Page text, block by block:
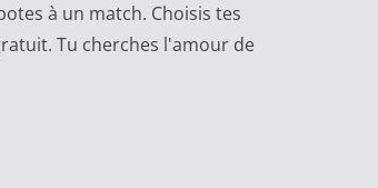
à un match. Choisis tes
Tu cherches l'amour de